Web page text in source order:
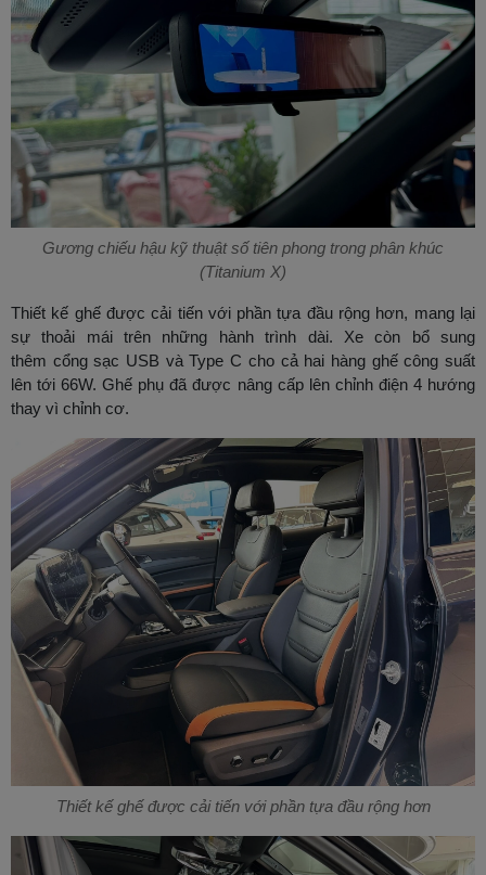
Gương chiếu hậu kỹ thuật số tiên phong trong phân khúc
(Titanium X)
Thiết kế ghế được cải tiến với phần tựa đầu rộng hơn, mang lại
sự thoải mái trên những hành trình dài. Xe còn bổ sung
thêm cổng sạc USB và Type C cho cả hai hàng ghế công suất
lên tới 66W. Ghế phụ đã được nâng cấp lên chỉnh điện 4 hướng
thay vì chỉnh cơ.
Thiết kế ghế được cải tiến với phần tựa đầu rộng hơn